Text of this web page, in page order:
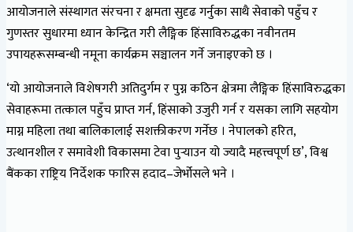
आयोजनाले संस्थागत संरचना र क्षमता सुदृढ गर्नुका साथै सेवाको पहुँच र
गुणस्तर सुधारमा ध्यान केन्द्रित गरी लैङ्गिक हिंसाविरुद्धका नवीनतम
उपायहरूसम्बन्धी नमूना कार्यक्रम सञ्चालन गर्ने जनाइएको छ ।
‘यो आयोजनाले विशेषगरी अतिदुर्गम र पुग्न कठिन क्षेत्रमा लैङ्गिक हिंसाविरुद्धका
सेवाहरूमा तत्काल पहुँच प्राप्त गर्न, हिंसाको उजुरी गर्न र यसका लागि सहयोग
माग्न महिला तथा बालिकालाई सशक्तीकरण गर्नेछ । नेपालको हरित,
उत्थानशील र समावेशी विकासमा टेवा पुर्‍याउन यो ज्यादै महत्त्वपूर्ण छ’, विश्व
बैंकका राष्ट्रिय निर्देशक फारिस हदाद–जेर्भोसले भने ।